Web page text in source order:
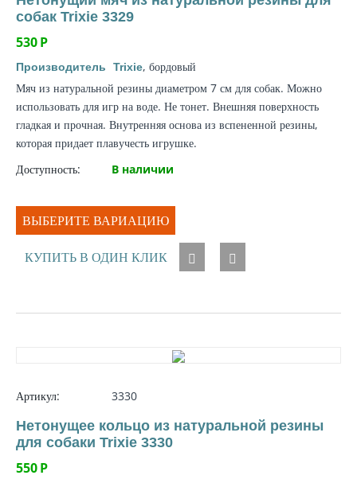
собак Trixie 3329
530Р
Производитель Trixie, бордовый
Мяч из натуральной резины диаметром 7 см для собак. Можно
использовать для игр на воде. Не тонет. Внешняя поверхность
гладкая и прочная. Внутренняя основа из вспененной резины,
которая придает плавучесть игрушке.
Доступность:
В наличии
ВЫБЕРИТЕ ВАРИАЦИЮ
КУПИТЬ В ОДИН КЛИК
Артикул: 3330
Нетонущее кольцо из натуральной резины
для собаки Trixie 3330
550Р